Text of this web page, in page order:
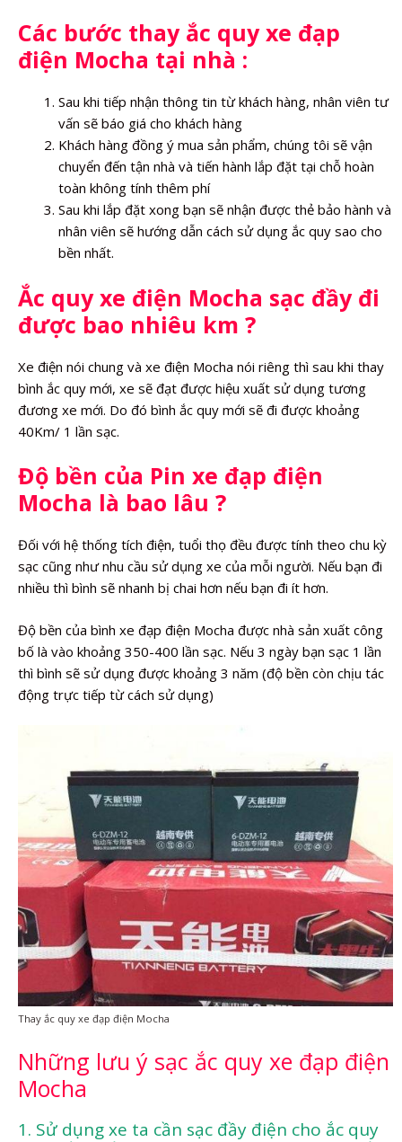
Các bước thay ắc quy xe đạp
điện Mocha tại nhà :
Sau khi tiếp nhận thông tin từ khách hàng, nhân viên tư
vấn sẽ báo giá cho khách hàng
Khách hàng đồng ý mua sản phẩm, chúng tôi sẽ vận
chuyển đến tận nhà và tiến hành lắp đặt tại chỗ hoàn
toàn không tính thêm phí
Sau khi lắp đặt xong bạn sẽ nhận được thẻ bảo hành và
nhân viên sẽ hướng dẫn cách sử dụng ắc quy sao cho
bền nhất.
Ắc quy xe điện Mocha sạc đầy đi
được bao nhiêu km ?
Xe điện nói chung và xe điện Mocha nói riêng thì sau khi thay
bình ắc quy mới, xe sẽ đạt được hiệu xuất sử dụng tương
đương xe mới. Do đó bình ắc quy mới sẽ đi được khoảng
40Km/ 1 lần sạc.
Độ bền của Pin xe đạp điện
Mocha là bao lâu ?
Đối với hệ thống tích điện, tuổi thọ đều được tính theo chu kỳ
sạc cũng như nhu cầu sử dụng xe của mỗi người. Nếu bạn đi
nhiều thì bình sẽ nhanh bị chai hơn nếu bạn đi ít hơn.
Độ bền của bình xe đạp điện Mocha được nhà sản xuất công
bố là vào khoảng 350-400 lần sạc. Nếu 3 ngày bạn sạc 1 lần
thì bình sẽ sử dụng được khoảng 3 năm (độ bền còn chịu tác
động trực tiếp từ cách sử dụng)
Thay ắc quy xe đạp điện Mocha
Những lưu ý sạc ắc quy xe đạp điện
Mocha
1. Sử dụng xe ta cần sạc đầy điện cho ắc quy